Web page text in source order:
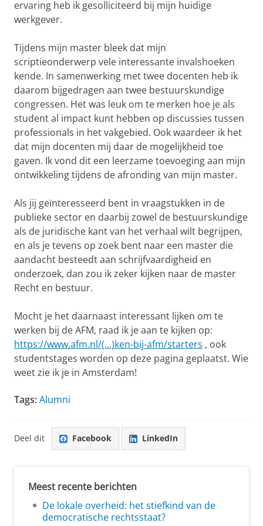
ervaring heb ik gesolliciteerd bij mijn huidige
werkgever.
Tijdens mijn master bleek dat mijn
scriptieonderwerp vele interessante invalshoeken
kende. In samenwerking met twee docenten heb ik
daarom bijgedragen aan twee bestuurskundige
congressen. Het was leuk om te merken hoe je als
student al impact kunt hebben op discussies tussen
professionals in het vakgebied. Ook waardeer ik het
dat mijn docenten mij daar de mogelijkheid toe
gaven. Ik vond dit een leerzame toevoeging aan mijn
ontwikkeling tijdens de afronding van mijn master.
Als jij geïnteresseerd bent in vraagstukken in de
publieke sector en daarbij zowel de bestuurskundige
als de juridische kant van het verhaal wilt begrijpen,
en als je tevens op zoek bent naar een master die
aandacht besteedt aan schrijfvaardigheid en
onderzoek, dan zou ik zeker kijken naar de master
Recht en bestuur.
Mocht je het daarnaast interessant lijken om te
werken bij de AFM, raad ik je aan te kijken op:
https://www.afm.nl/(...)ken-bij-afm/starters , ook
studentstages worden op deze pagina geplaatst. Wie
weet zie ik je in Amsterdam!
Tags:Alumni
Deel dit Facebook LinkedIn
Meest recente berichten
De lokale overheid: het stiefkind van de
democratische rechtsstaat?